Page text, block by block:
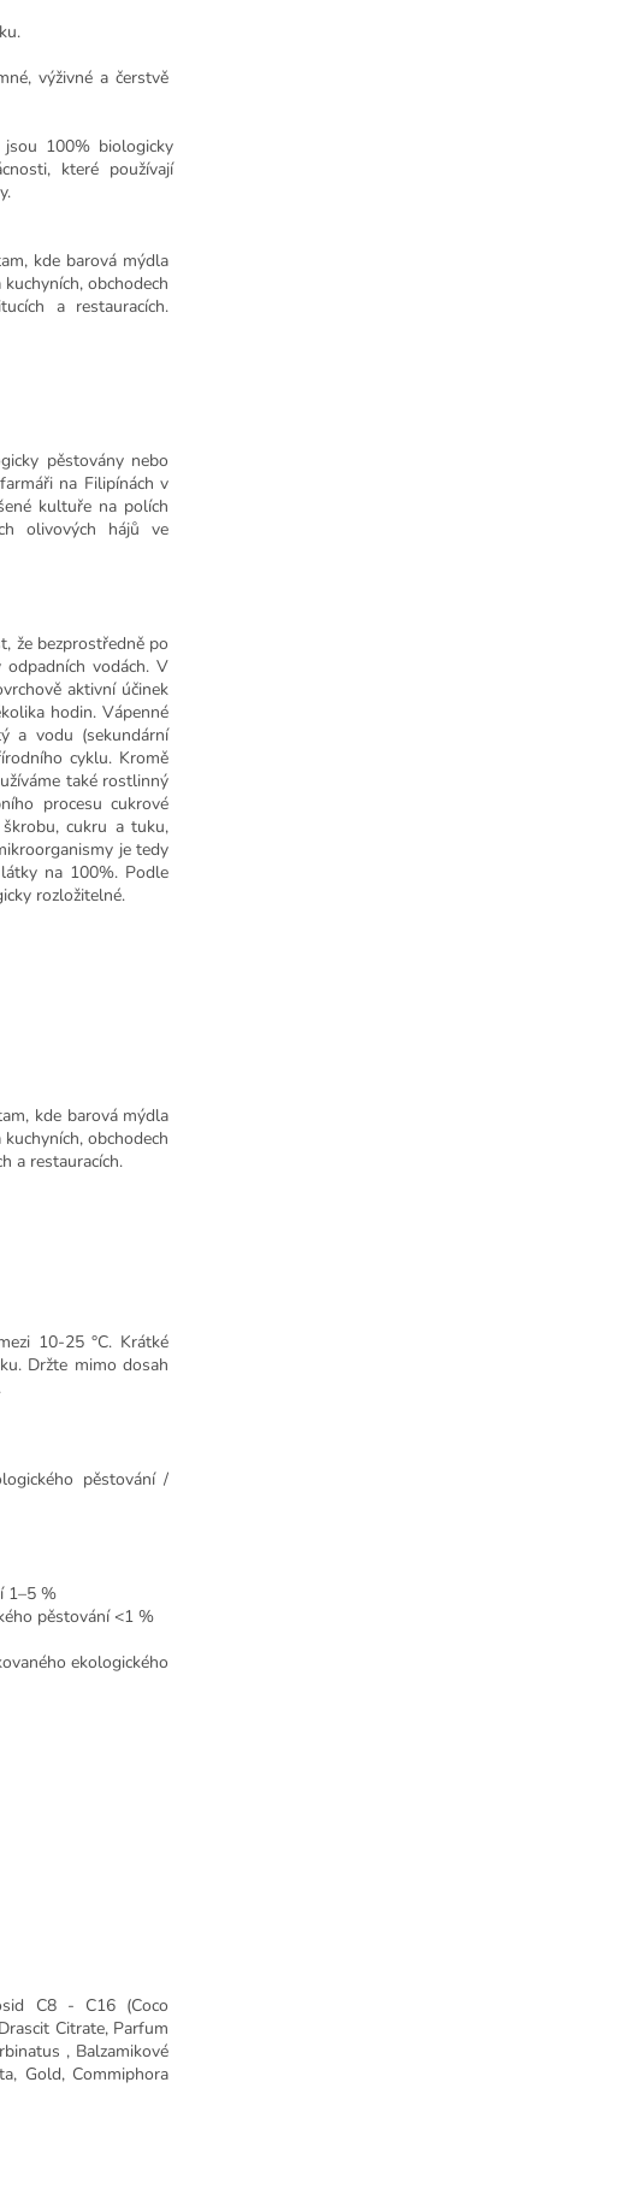
výživné a čerstvě
100% biologicky
které používají
kde barová mýdla
obchodech
a restauracích.
pěstovány nebo
na Filipínách v
kultuře na polích
olivových hájů ve
že bezprostředně po
vodách. V
aktivní účinek
hodin. Vápenné
a vodu (sekundární
cyklu. Kromě
také rostlinný
procesu cukrové
cukru a tuku,
je tedy
na 100%. Podle
rozložitelné.
kde barová mýdla
obchodech
a restauracích.
10-25 °C. Krátké
Držte mimo dosah
pěstování /
1–5 %
pěstování <1 %
ekologického
C8 - C16 (Coco
Citrate, Parfum
, Balzamikové
Gold, Commiphora